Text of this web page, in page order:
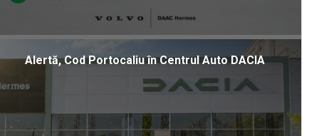
Alertă, Cod Portocaliu în Centrul Auto DACIA